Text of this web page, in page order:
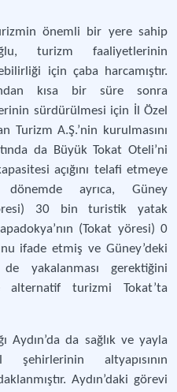
önemli bir yere sahip
turizm faaliyetlerinin
için çaba harcamıştır.
kısa bir süre sonra
sürdürülmesi için İl Özel
Turizm A.Ş.’nin kurulmasını
da Büyük Tokat Oteli’ni
açığını telafi etmeye
dönemde ayrıca, Güney
30 bin turistik yatak
(Tokat yöresi) 0
ifade etmiş ve Güney’deki
yakalanması gerektiğini
alternatif turizmi Tokat’ta
Aydın’da da sağlık ve yayla
altyapısının
Aydın’daki görevi